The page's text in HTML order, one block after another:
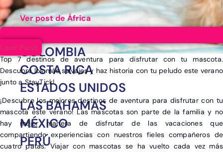
Ver post de África
ARGENTINA
COLOMBIA
COSTA RICA
ESTADOS UNIDOS
LAS BAHAMAS
MÉXICO
PERÚ
Leer Post
Top 7 destinos de aventura para disfrutar con tu mascota.
Descubre los más salvajes y haz historia con tu peludo este verano
junto a StayTick!
¡Descubre los mejores destinos de aventura para disfrutar con tu
mascota este verano! Las mascotas son parte de la familia y no
hay mejor manera de disfrutar de las vacaciones que
compartiendo experiencias con nuestros fieles compañeros de
cuatro patas. Viajar con mascotas se ha vuelto cada vez más